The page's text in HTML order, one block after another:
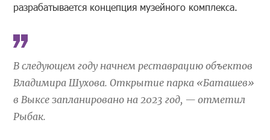
разрабатывается концепция музейного комплекса.
В следующем году начнем реставрацию объектов
Владимира Шухова. Открытие парка «Баташев»
в Выксе запланировано на 2023 год, — отметил
Рыбак.